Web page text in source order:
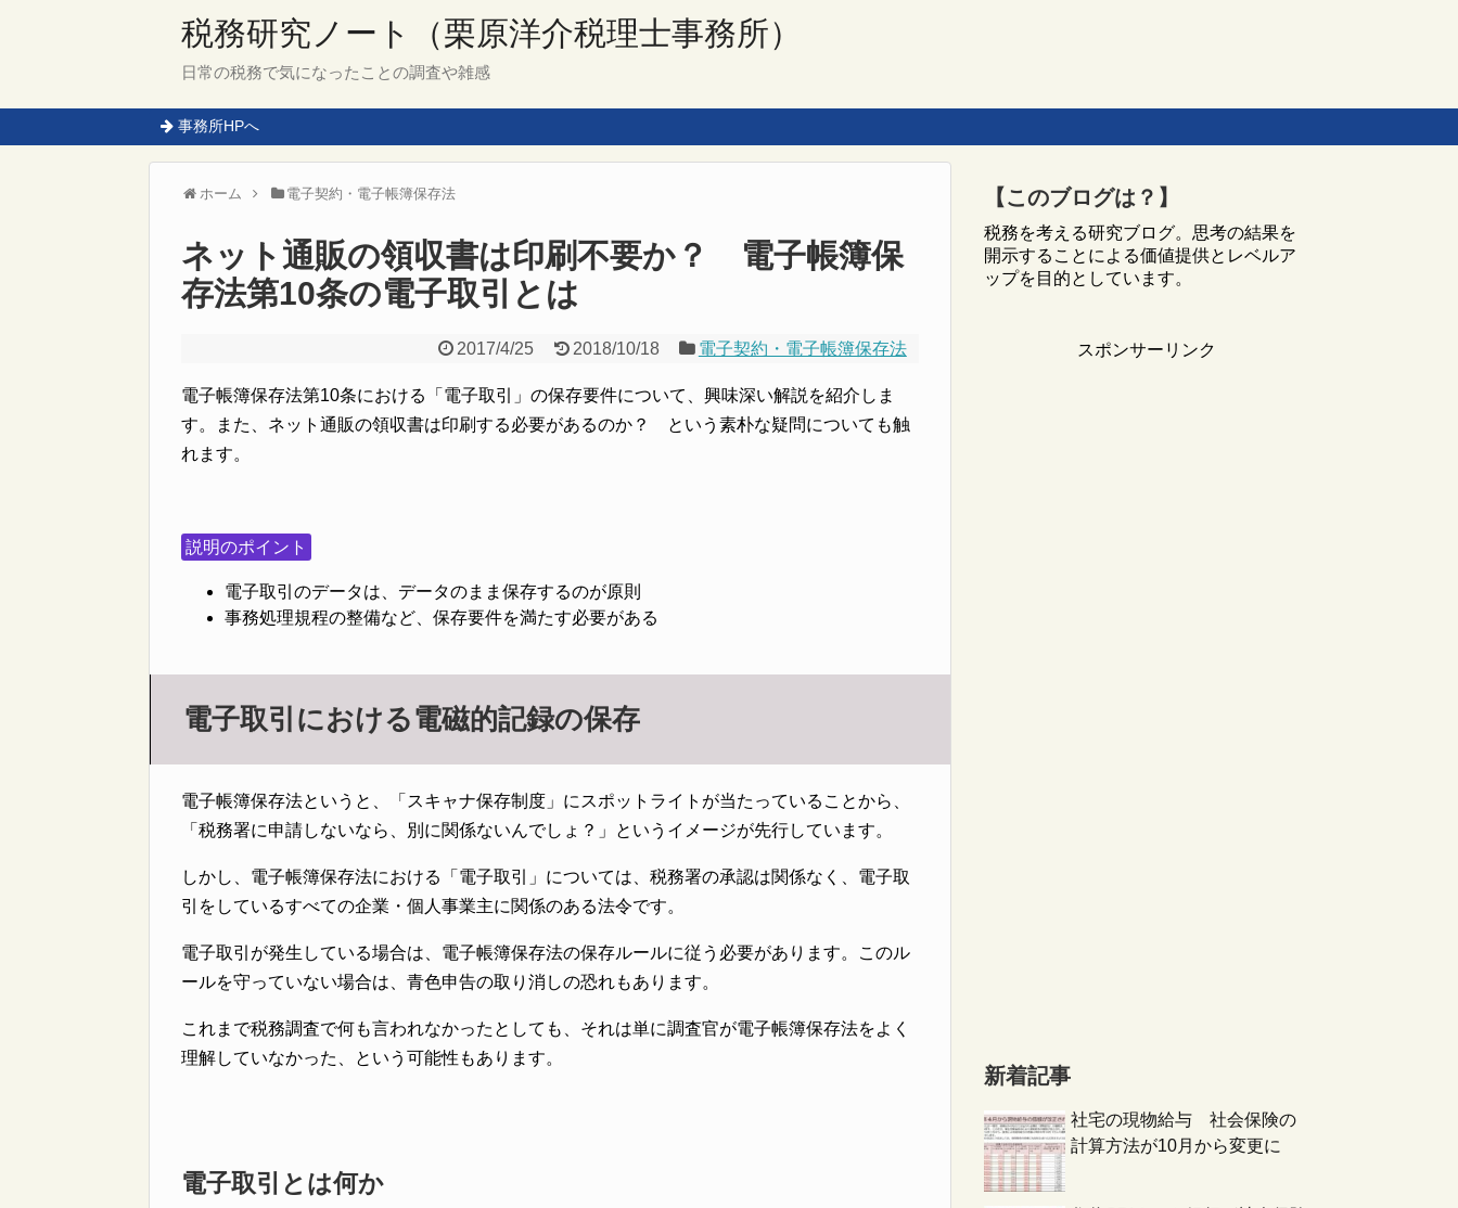
税務研究ノート（栗原洋介税理士事務所）
日常の税務で気になったことの調査や雑感
事務所HPへ
ホーム 電子契約・電子帳簿保存法
ネット通販の領収書は印刷不要か？ 電子帳簿保
存法第10条の電子取引とは
2017/4/25 2018/10/18 電子契約・電子帳簿保存法
電子帳簿保存法第10条における「電子取引」の保存要件について、興味深い解説を紹介しま
す。また、ネット通販の領収書は印刷する必要があるのか？ という素朴な疑問についても触
れます。
説明のポイント
電子取引のデータは、データのまま保存するのが原則
事務処理規程の整備など、保存要件を満たす必要がある
電子取引における電磁的記録の保存
電子帳簿保存法というと、「スキャナ保存制度」にスポットライトが当たっていることから、
「税務署に申請しないなら、別に関係ないんでしょ？」というイメージが先行しています。
しかし、電子帳簿保存法における「電子取引」については、税務署の承認は関係なく、電子取
引をしているすべての企業・個人事業主に関係のある法令です。
電子取引が発生している場合は、電子帳簿保存法の保存ルールに従う必要があります。このル
ールを守っていない場合は、青色申告の取り消しの恐れもあります。
これまで税務調査で何も言われなかったとしても、それは単に調査官が電子帳簿保存法をよく
理解していなかった、という可能性もあります。
電子取引とは何か
【このブログは？】
税務を考える研究ブログ。思考の結果を
開示することによる価値提供とレベルア
ップを目的としています。
スポンサーリンク
新着記事
社宅の現物給与 社会保険の
計算方法が10月から変更に